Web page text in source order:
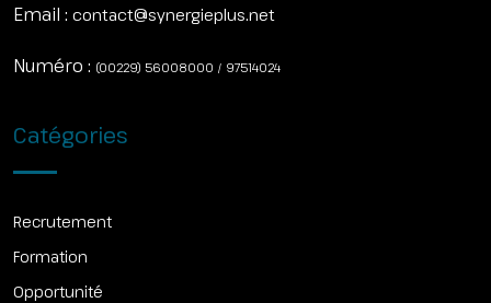
Email : contact@synergieplus.net
Numéro : (00229) 56008000 / 97514024
Catégories
Recrutement
Formation
Opportunité